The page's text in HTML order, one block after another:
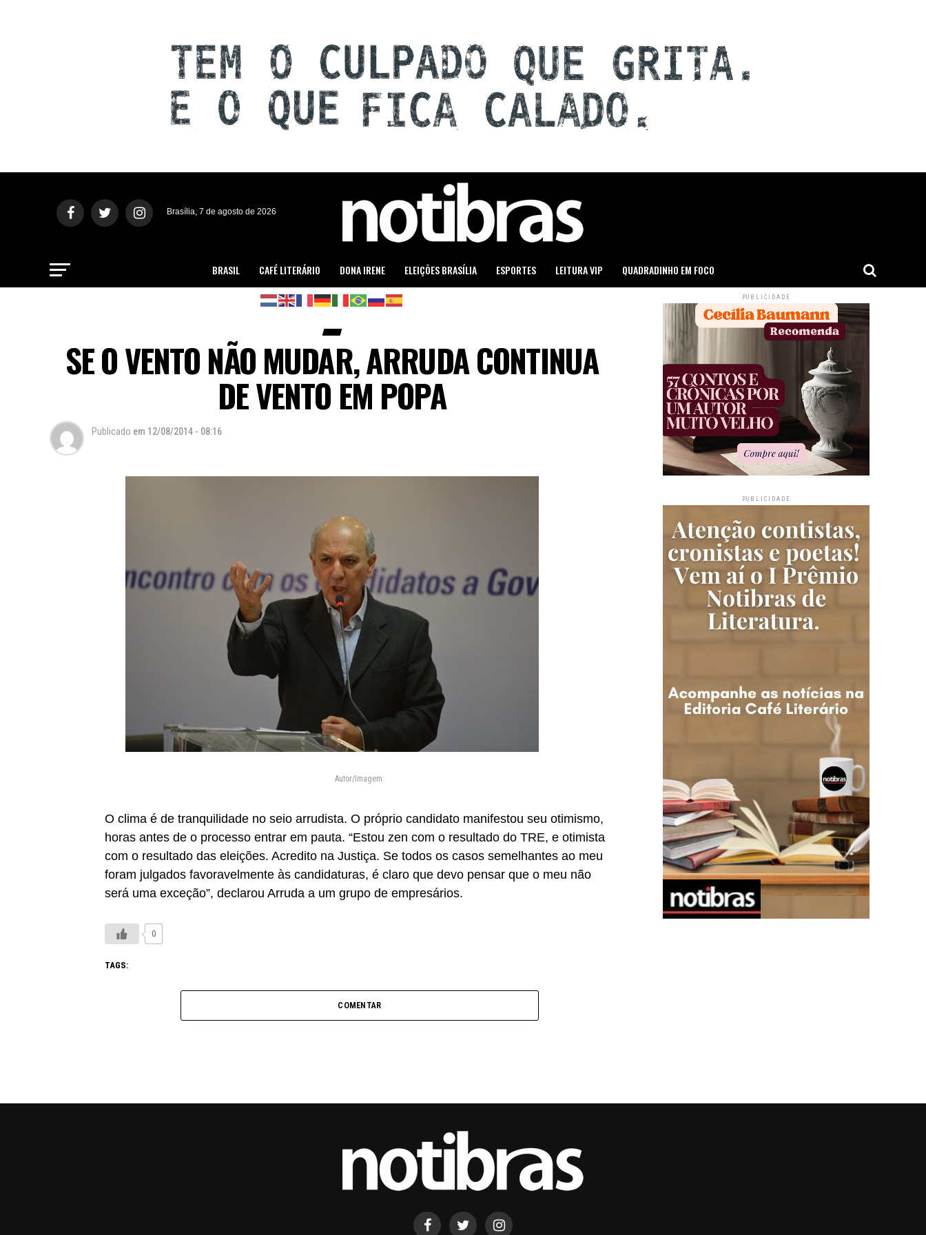
Brasília, 7 de agosto de 2026
BRASIL CAFÉ LITERÁRIO DONA IRENE ELEIÇÕES BRASÍLIA ESPORTES LEITURA VIP QUADRADINHO EM FOCO
SE O VENTO NÃO MUDAR, ARRUDA CONTINUA
DE VENTO EM POPA
Publicado em 12/08/2014 - 08:16
Autor/Imagem:
O clima é de tranquilidade no seio arrudista. O próprio candidato manifestou seu otimismo,
horas antes de o processo entrar em pauta. “Estou zen com o resultado do TRE, e otimista
com o resultado das eleições. Acredito na Justiça. Se todos os casos semelhantes ao meu
foram julgados favoravelmente às candidaturas, é claro que devo pensar que o meu não
será uma exceção”, declarou Arruda a um grupo de empresários.
0
TAGS:
COMENTAR
PUBLICIDADE
PUBLICIDADE